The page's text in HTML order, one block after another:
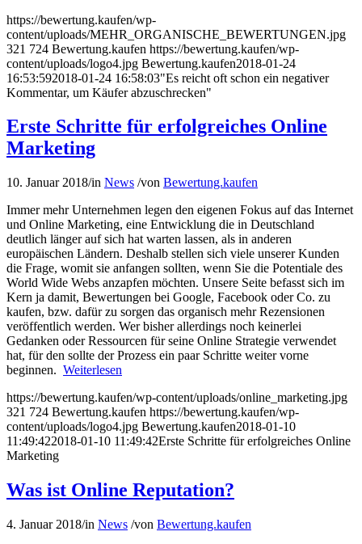
https://bewertung.kaufen/wp-
content/uploads/MEHR_ORGANISCHE_BEWERTUNGEN.jpg
321 724 Bewertung.kaufen https://bewertung.kaufen/wp-
content/uploads/logo4.jpg Bewertung.kaufen2018-01-24
16:53:592018-01-24 16:58:03"Es reicht oft schon ein negativer
Kommentar, um Käufer abzuschrecken"
Erste Schritte für erfolgreiches Online
Marketing
10. Januar 2018/in News /von Bewertung.kaufen
Immer mehr Unternehmen legen den eigenen Fokus auf das Internet
und Online Marketing, eine Entwicklung die in Deutschland
deutlich länger auf sich hat warten lassen, als in anderen
europäischen Ländern. Deshalb stellen sich viele unserer Kunden
die Frage, womit sie anfangen sollten, wenn Sie die Potentiale des
World Wide Webs anzapfen möchten. Unsere Seite befasst sich im
Kern ja damit, Bewertungen bei Google, Facebook oder Co. zu
kaufen, bzw. dafür zu sorgen das organisch mehr Rezensionen
veröffentlich werden. Wer bisher allerdings noch keinerlei
Gedanken oder Ressourcen für seine Online Strategie verwendet
hat, für den sollte der Prozess ein paar Schritte weiter vorne
beginnen. Weiterlesen
https://bewertung.kaufen/wp-content/uploads/online_marketing.jpg
321 724 Bewertung.kaufen https://bewertung.kaufen/wp-
content/uploads/logo4.jpg Bewertung.kaufen2018-01-10
11:49:422018-01-10 11:49:42Erste Schritte für erfolgreiches Online
Marketing
Was ist Online Reputation?
4. Januar 2018/in News /von Bewertung.kaufen